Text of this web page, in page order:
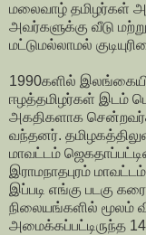
மலைவாழ் தமிழர்கள்
அவர்களுக்கு வீடு
மட்டுமல்லாமல்
1990களில்
ஈழத்தமிழர்கள் இடம்
அகதிகளாக
வந்தனர்.
மாவட்டம்
இராமநாதபுரம்
இப்படி எங்கு படகு
நிலையங்களில் மூலம்
அமைக்கப்பட்டிருந்த